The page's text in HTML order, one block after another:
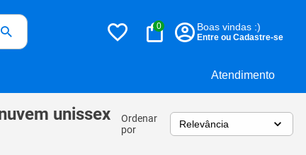
Atendimento
0 Boas vindas :)
Entre ou Cadastre-se
unissex
Ordenar
por